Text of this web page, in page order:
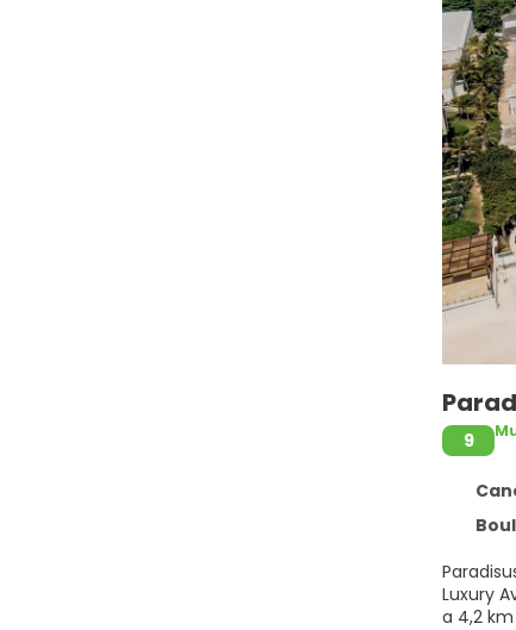
9
Luxury Avenue y
a 4,2 km